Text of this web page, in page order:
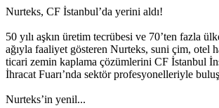
Nurteks, CF İstanbul’da yerini aldı!
50 yılı aşkın üretim tecrübesi ve 70’ten fazla
ağıyla faaliyet gösteren Nurteks, suni çim, otel
ticari zemin kaplama çözümlerini CF İstanbul
İhracat Fuarı’nda sektör profesyonelleriyle
Nurteks’in yenil...